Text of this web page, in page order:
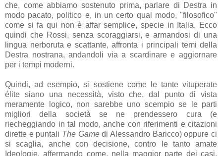
che, come abbiamo sostenuto prima, parlare di Destra in
modo pacato, politico e, in un certo qual modo, "filosofico"
come si fa qui non è affar semplice, specie in Italia. Ecco
quindi che Rossi, senza scoraggiarsi, e armandosi di una
lingua nerboruta e scattante, affronta i principali temi della
Destra nostrana, andandoli via a scardinare e aggiornare
per i tempi moderni.
Quindi, ad esempio, si sostiene come le tante vituperate
élite siano una necessità, visto che, dal punto di vista
meramente logico, non sarebbe uno scempio se le parti
migliori della società se ne prendessero cura (e
riecheggiando in tal modo, anche con riferimenti e citazioni
dirette e puntali The Gamedi Alessandro Baricco) oppure ci
si scaglia, anche con decisione, contro le tanto amate
Ideologie, affermando come, nella maggior parte dei casi,